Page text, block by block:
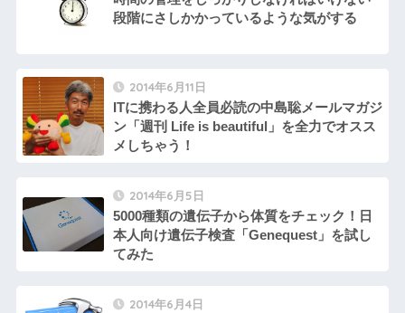
段階にさしかかっているような気がする
2014年6月11日
ITに携わる人全員必読の中島聡メールマガジ
ン「週刊 Life is beautiful」を全力でオスス
メしちゃう！
2014年6月5日
5000種類の遺伝子から体質をチェック！日
本人向け遺伝子検査「Genequest」を試し
てみた
2014年6月4日